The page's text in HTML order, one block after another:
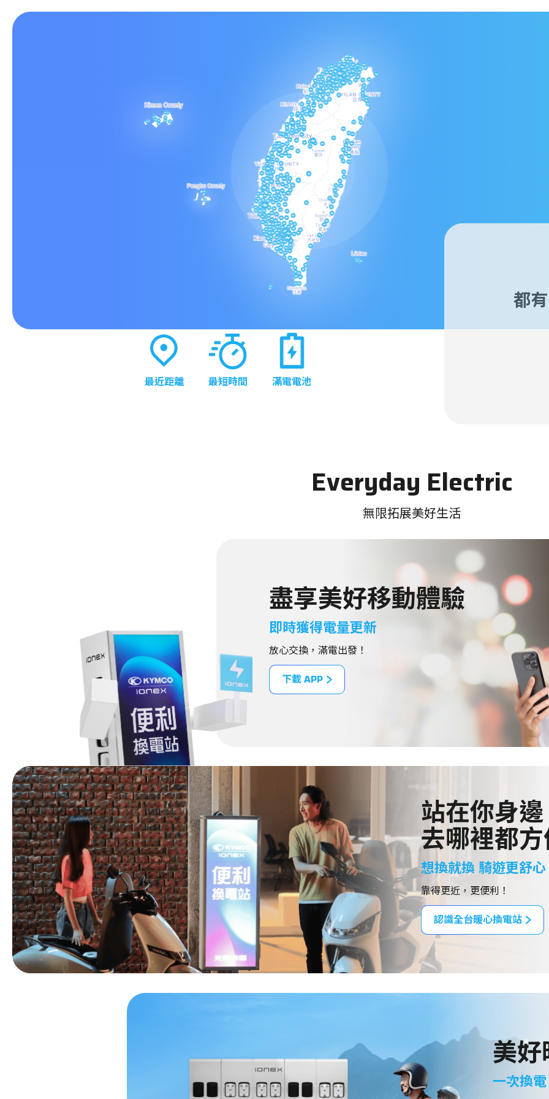
都
最近距離 最短時間 滿電電池
Everyday Electric
無限拓展美好生活
盡享美好移動體驗
即時獲得電量更新
放心交換，滿電出發！
下載 APP
站在你身
去哪裡都
想換就換 騎遊更舒心
靠得更近，更便利！
認識全台暖心換電站
美
一次換